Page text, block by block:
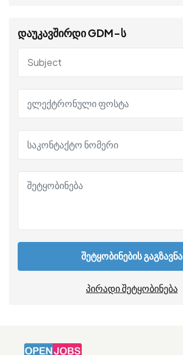
დაუკავშირდი GDM-ს
შეტყობინების გაგზავნა
პირადი შეტყობინება